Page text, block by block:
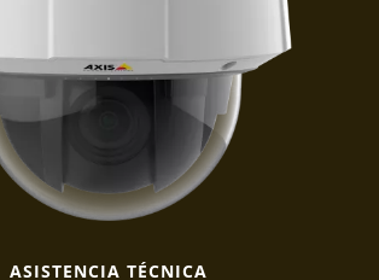
ASISTENCIA TÉCNICA